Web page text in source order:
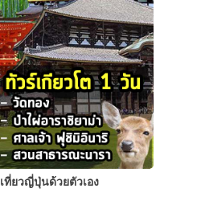
เที่ยวญี่ปุ่นด้วยตัวเอง